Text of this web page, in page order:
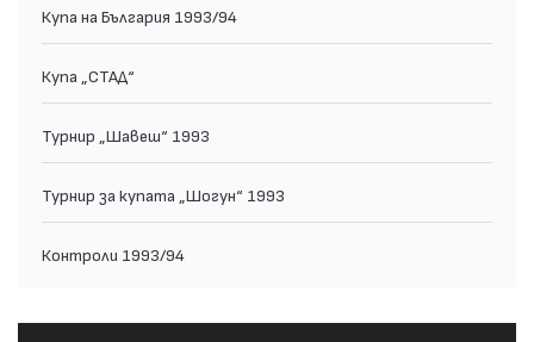
Купа на България 1993/94
Купа „СТАД“
Турнир „Шавеш“ 1993
Турнир за купата „Шогун“ 1993
Контроли 1993/94